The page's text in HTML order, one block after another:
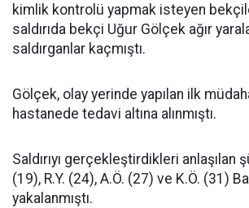
kimlik kontrolü yapmak isteyen
saldırıda bekçi Uğur Gölçek ağır
saldırganlar kaçmıştı.
Gölçek, olay yerinde yapılan ilk
hastanede tedavi altına alınmıştı.
Saldırıyı gerçekleştirdikleri anlaşılan
(19), R.Y. (24), A.Ö. (27) ve K.Ö. (31)
yakalanmıştı.